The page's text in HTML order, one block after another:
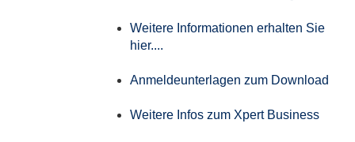
Weitere Informationen erhalten Sie
hier....
Anmeldeunterlagen zum Download
Weitere Infos zum Xpert Business